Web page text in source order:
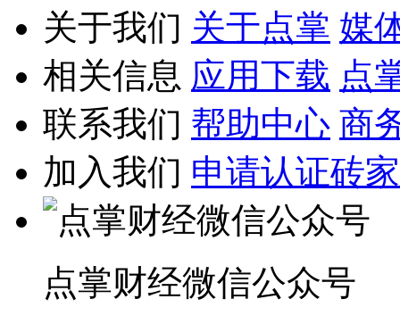
关于我们 关于点掌 媒
相关信息 应用下载 点
联系我们 帮助中心 商
加入我们 申请认证砖家
点掌财经微信公众号